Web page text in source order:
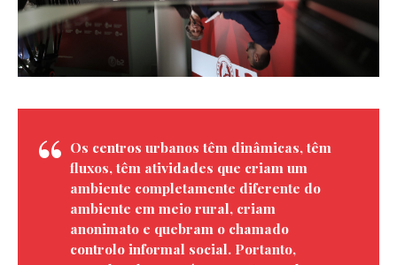
Os centros urbanos têm dinâmicas, têm
fluxos, têm atividades que criam um
ambiente completamente diferente do
ambiente em meio rural, criam
anonimato e quebram o chamado
controlo informal social. Portanto,